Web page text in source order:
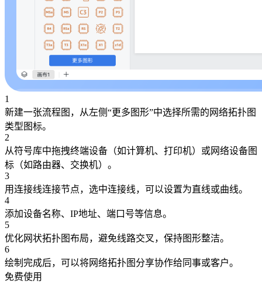
1
新建一张流程图，从左侧“更多图形”中选择所需的网络拓扑图
类型图标。
2
从符号库中拖拽终端设备（如计算机、打印机）或网络设备图
标（如路由器、交换机）。
3
用连接线连接节点，选中连接线，可以设置为直线或曲线。
4
添加设备名称、IP地址、端口号等信息。
5
优化网状拓扑图布局，避免线路交叉，保持图形整洁。
6
绘制完成后，可以将网络拓扑图分享协作给同事或客户。
免费使用